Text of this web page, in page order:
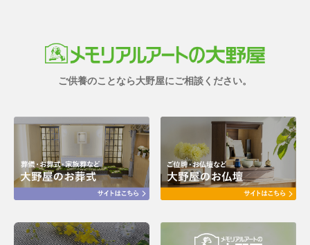
ご供養のことなら大野屋にご相談ください。